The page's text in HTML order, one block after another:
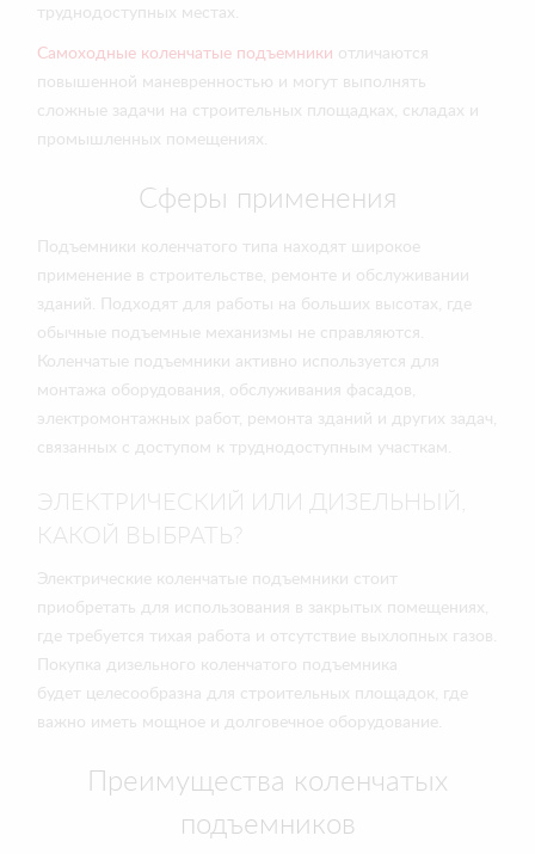
труднодоступных местах.
Самоходные коленчатые подъемники отличаются
повышенной маневренностью и могут выполнять
сложные задачи на строительных площадках, складах и
промышленных помещениях.
Сферы применения
Подъемники коленчатого типа находят широкое
применение в строительстве, ремонте и обслуживании
зданий. Подходят для работы на больших высотах, где
обычные подъемные механизмы не справляются.
Коленчатые подъемники активно используется для
монтажа оборудования, обслуживания фасадов,
электромонтажных работ, ремонта зданий и других задач,
связанных с доступом к труднодоступным участкам.
ЭЛЕКТРИЧЕСКИЙ ИЛИ ДИЗЕЛЬНЫЙ,
КАКОЙ ВЫБРАТЬ?
Электрические коленчатые подъемники стоит
приобретать для использования в закрытых помещениях,
где требуется тихая работа и отсутствие выхлопных газов.
Покупка дизельного коленчатого подъемника
будет целесообразна для строительных площадок, где
важно иметь мощное и долговечное оборудование.
Преимущества коленчатых
подъемников